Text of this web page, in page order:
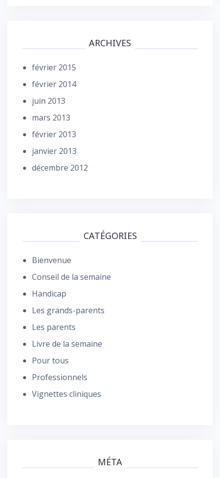
ARCHIVES
février 2015
février 2014
juin 2013
mars 2013
février 2013
janvier 2013
décembre 2012
CATÉGORIES
Bienvenue
Conseil de la semaine
Handicap
Les grands-parents
Les parents
Livre de la semaine
Pour tous
Professionnels
Vignettes cliniques
MÉTA